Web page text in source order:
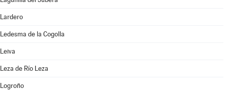
Lardero
Ledesma de la Cogolla
Leiva
Leza de Río Leza
Logroño